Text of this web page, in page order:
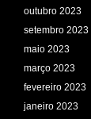
outubro 2023
setembro 2023
maio 2023
março 2023
fevereiro 2023
janeiro 2023